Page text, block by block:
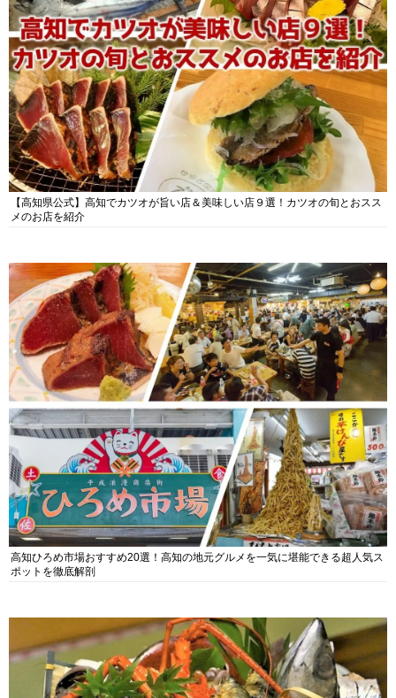
【高知県公式】高知でカツオが旨い店＆美味しい店９選！カツオの旬とおスス
メのお店を紹介
高知ひろめ市場おすすめ20選！高知の地元グルメを一気に堪能できる超人気ス
ポットを徹底解剖